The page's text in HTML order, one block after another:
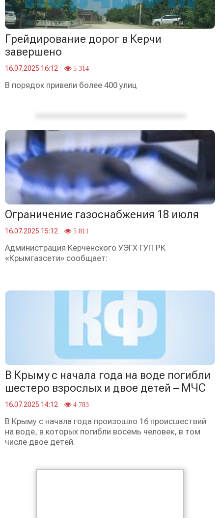
Грейдирование дорог в Керчи
завершено
16.07.2025 16:12 5 314
В порядок привели более 400 улиц
Ограничение газоснабжения 18 июля
16.07.2025 15:12 5 811
Администрация Керченского УЭГХ ГУП РК
«Крымгазсети» сообщает:
В Крыму с начала года на воде погибли
шестеро взрослых и двое детей – МЧС
16.07.2025 14:12 4 783
В Крыму с начала года произошло 16 происшествий
на воде, в которых погибли восемь человек, в том
числе двое детей.